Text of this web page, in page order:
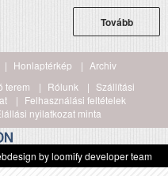
Tovább
Honlaptérkép
Archiv
terem Rólunk
Szállítási
Felhasználási feltételek
nyilatkozat minta
by loomify developer team